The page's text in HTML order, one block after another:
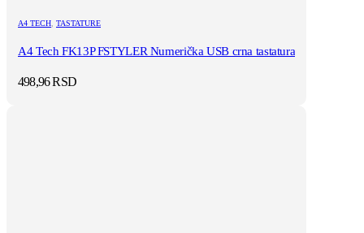
A4 TECH TASTATURE
A4 Tech FK13P FSTYLER Numerička USB crna tastatura
498,96RSD